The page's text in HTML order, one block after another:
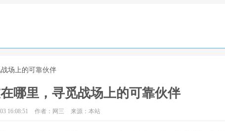
场上的可靠伙伴
哪里，寻觅战场上的可靠伙伴
16:08:51 作者：网三 来源：本站